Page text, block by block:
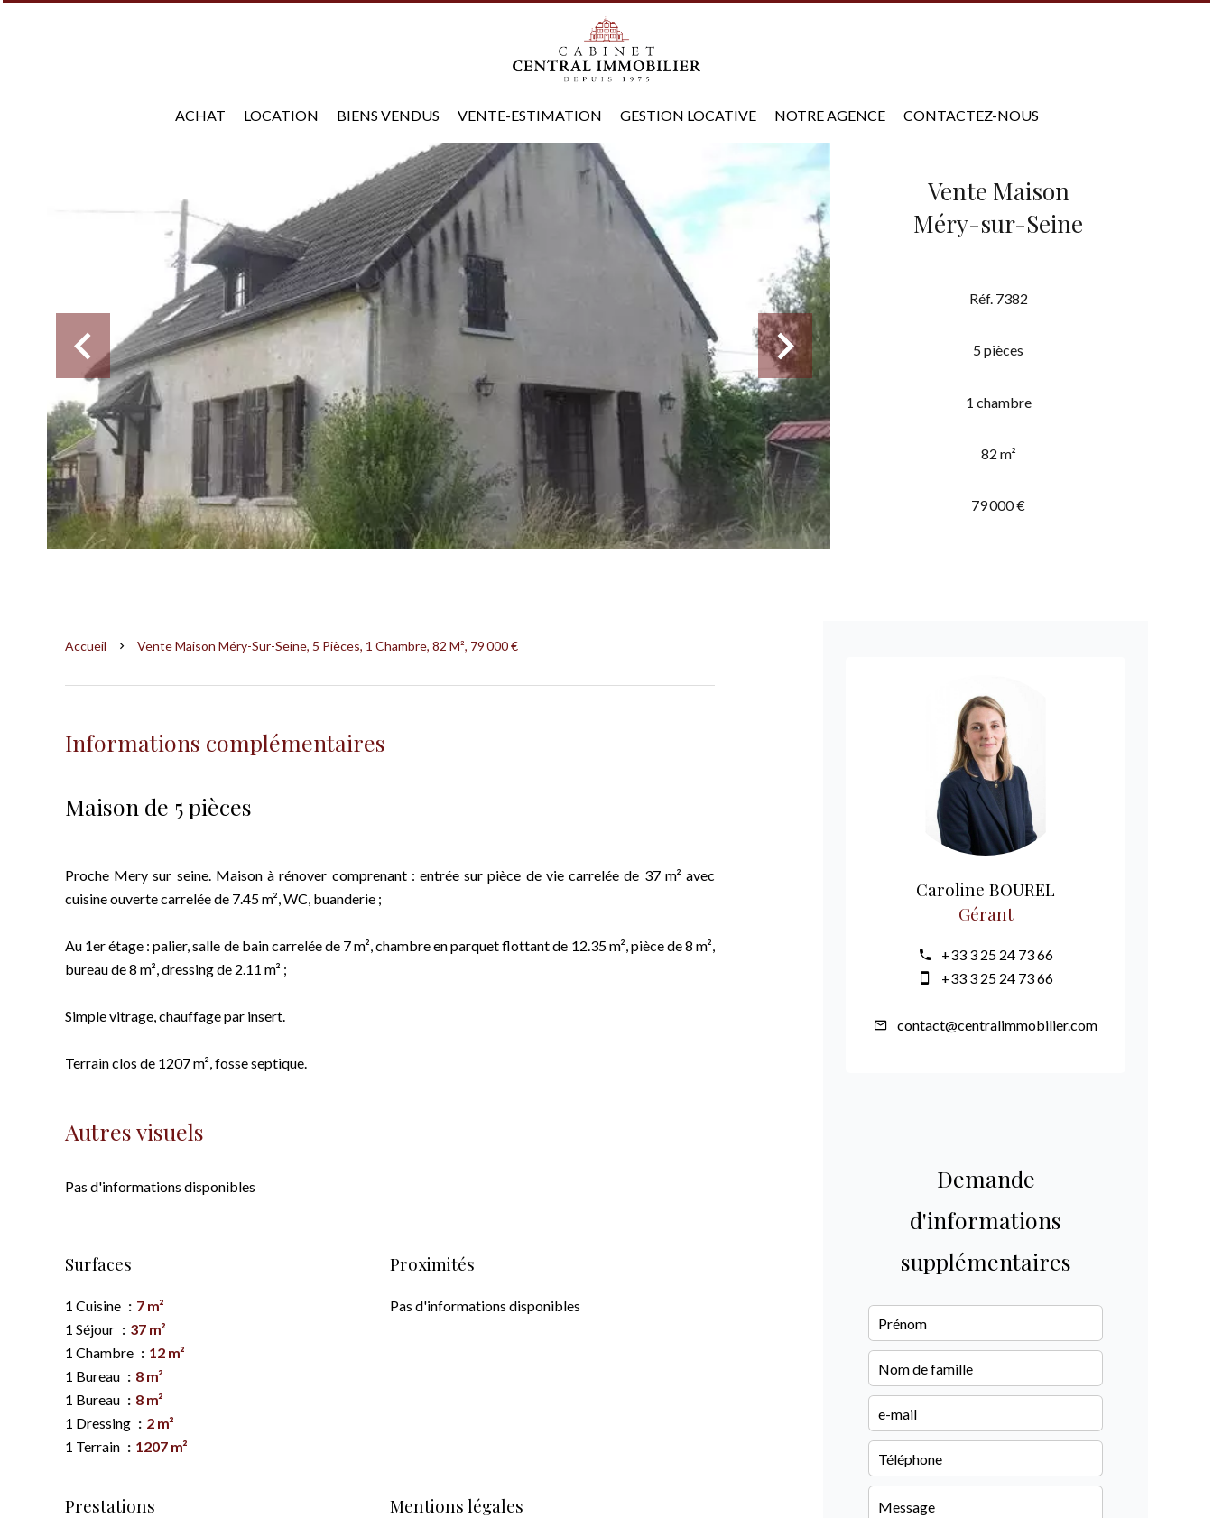
ACHAT LOCATION BIENS VENDUS VENTE-ESTIMATION GESTION LOCATIVE NOTRE AGENCE CONTACTEZ-NOUS
Vente Maison
Méry-sur-Seine
Réf. 7382
5 pièces
1 chambre
82 m²
79 000 €
Accueil Vente Maison Méry-Sur-Seine, 5 Pièces, 1 Chambre, 82 M², 79 000 €
Informations complémentaires
Maison de 5 pièces
Proche Mery sur seine. Maison à rénover comprenant : entrée sur pièce de vie carrelée de 37 m² avec
cuisine ouverte carrelée de 7.45 m², WC, buanderie ;
Au 1er étage : palier, salle de bain carrelée de 7 m², chambre en parquet flottant de 12.35 m², pièce de 8 m²,
bureau de 8 m², dressing de 2.11 m² ;
Simple vitrage, chauffage par insert.
Terrain clos de 1207 m², fosse septique.
Autres visuels
Pas d'informations disponibles
Surfaces
1 Cuisine
7 m²
1 Séjour
37 m²
1 Chambre
12 m²
1 Bureau
8 m²
1 Bureau
8 m²
1 Dressing
2 m²
1 Terrain
1207 m²
Proximités
Pas d'informations disponibles
Prestations Mentions légales
Caroline BOUREL
Gérant
+33 3 25 24 73 66
+33 3 25 24 73 66
contact@centralimmobilier.com
Demande
d'informations
supplémentaires